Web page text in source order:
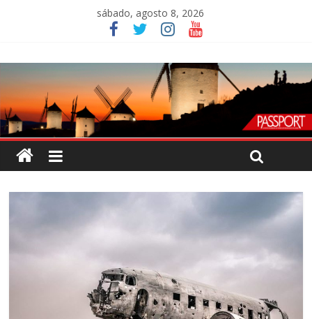
sábado, agosto 8, 2026